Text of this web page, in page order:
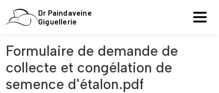
Dr Paindaveine
Giguellerie
Formulaire de demande de
collecte et congélation de
semence d'étalon.pdf